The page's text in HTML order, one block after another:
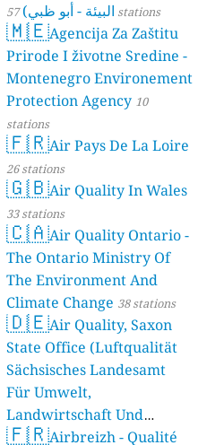
البيئة - أبو ظبي) 57 stations
🇲🇪Agencija Za Zaštitu
Prirode I životne Sredine -
Montenegro Environement
Protection Agency 10
stations
🇫🇷Air Pays De La Loire
26 stations
🇬🇧Air Quality In Wales
33 stations
🇨🇦Air Quality Ontario -
The Ontario Ministry Of
The Environment And
Climate Change 38 stations
🇩🇪Air Quality, Saxon
State Office (Luftqualität
Sächsisches Landesamt
Für Umwelt,
Landwirtschaft Und
Geologie) 50 stations
🇫🇷Airbreizh - Qualité